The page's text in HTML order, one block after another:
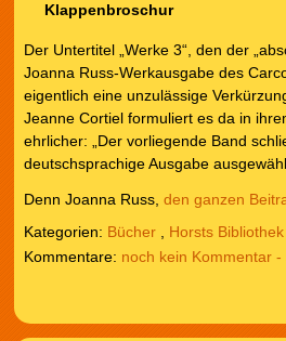
Klappenbroschur
Der Untertitel „Werke 3“, den der
Joanna Russ-Werkausgabe des
eigentlich eine unzulässige
Jeanne Cortiel formuliert es da in
ehrlicher: „Der vorliegende Band
deutschsprachige Ausgabe
Denn Joanna Russ, den ganzen
Kategorien: Bücher, Horsts Bibliothek
noch kein Kommentar